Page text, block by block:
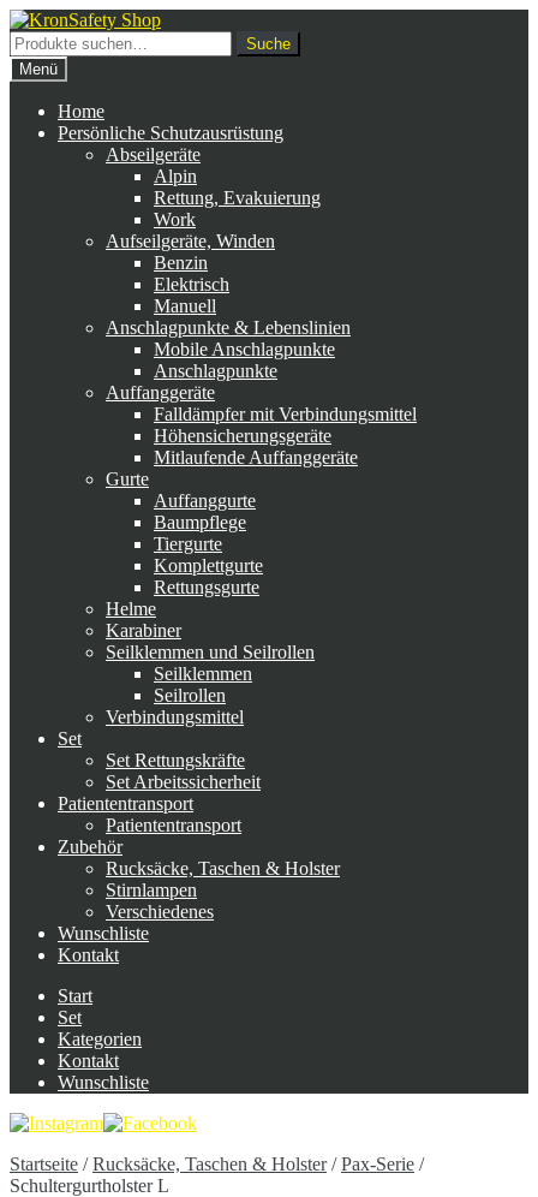
Zur
Navigation
springen
Zum
Inhalt
springen
Suche
nach:
Suche
Menü
Home
Persönliche Schutzausrüstung
Abseilgeräte
Alpin
Rettung, Evakuierung
Work
Aufseilgeräte, Winden
Benzin
Elektrisch
Manuell
Anschlagpunkte & Lebenslinien
Mobile Anschlagpunkte
Anschlagpunkte
Auffanggeräte
Falldämpfer mit Verbindungsmittel
Höhensicherungsgeräte
Mitlaufende Auffanggeräte
Gurte
Auffanggurte
Baumpflege
Tiergurte
Komplettgurte
Rettungsgurte
Helme
Karabiner
Seilklemmen und Seilrollen
Seilklemmen
Seilrollen
Verbindungsmittel
Set
Set Rettungskräfte
Set Arbeitssicherheit
Patiententransport
Patiententransport
Zubehör
Rucksäcke, Taschen & Holster
Stirnlampen
Verschiedenes
Wunschliste
Kontakt
Start
Set
Kategorien
Kontakt
Wunschliste
Startseite /Rucksäcke, Taschen & Holster/Pax-Serie /
Schultergurtholster L